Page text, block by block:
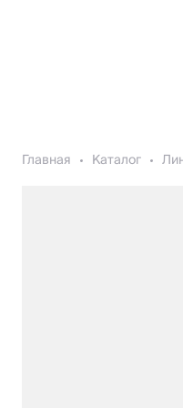
Главная Каталог